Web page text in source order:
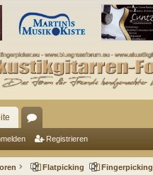
en
Registrieren
Flatpicking Fingerpicking